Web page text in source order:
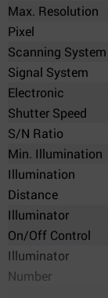
Max. Resolution
Pixel
Scanning System
Signal System
Electronic
Shutter Speed
S/N Ratio
Min. Illumination
Illumination
Distance
Illuminator
On/Off Control
Illuminator
Number